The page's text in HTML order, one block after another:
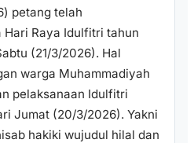
petang telah
Hari Raya Idulfitri tahun
(21/3/2026). Hal
warga Muhammadiyah
pelaksanaan Idulfitri
Jumat (20/3/2026). Yakni
hakiki wujudul hilal dan